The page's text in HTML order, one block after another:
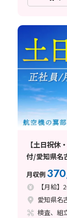
【土日祝休
付/愛知県名
月収例
【月給
愛知県名